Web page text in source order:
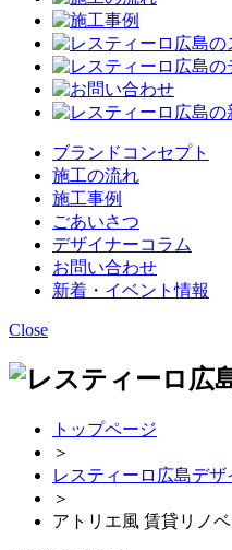
ブランドコンセプト
施工の流れ
施工事例
ごあいさつ
デザイナーコラム
お問い合わせ
新着・イベント情報
Close
トップページ
＞
レスティーロ広島デザ
＞
アトリエ風 賃貸リノ